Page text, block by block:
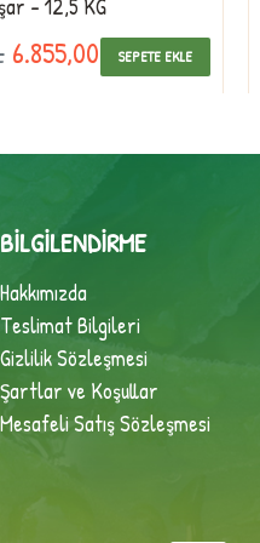
- 12,5 KG
6.855,00TLSEPETE EKLE
BILGILENDIRME
Hakkımızda
Teslimat Bilgileri
Gizlilik Sözleşmesi
Şartlar ve Koşullar
Mesafeli Satış Sözleşmesi